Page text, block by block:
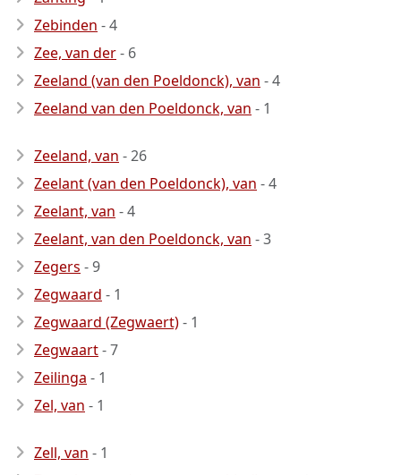
Zebinden - 4
Zee, van der- 6
Zeeland (van den Poeldonck), van - 4
Zeeland van den Poeldonck, van - 1
Zeeland, van - 26
Zeelant (van den Poeldonck), van - 4
Zeelant, van - 4
Zeelant, van den Poeldonck, van - 3
Zegers - 9
Zegwaard - 1
Zegwaard (Zegwaert)- 1
Zegwaart- 7
Zeilinga - 1
Zel, van - 1
Zell, van - 1